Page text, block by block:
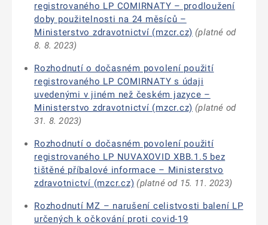
registrovaného LP COMIRNATY – prodloužení
doby použitelnosti na 24 měsíců –
Ministerstvo zdravotnictví (mzcr.cz) (platné od
8. 8. 2023)
Rozhodnutí o dočasném povolení použití
registrovaného LP COMIRNATY s údaji
uvedenými v jiném než českém jazyce –
Ministerstvo zdravotnictví (mzcr.cz) (platné od
31. 8. 2023)
Rozhodnutí o dočasném povolení použití
registrovaného LP NUVAXOVID XBB.1.5 bez
tištěné příbalové informace – Ministerstvo
zdravotnictví (mzcr.cz) (platné od 15. 11. 2023)
Rozhodnutí MZ – narušení celistvosti balení LP
určených k očkování proti covid-19